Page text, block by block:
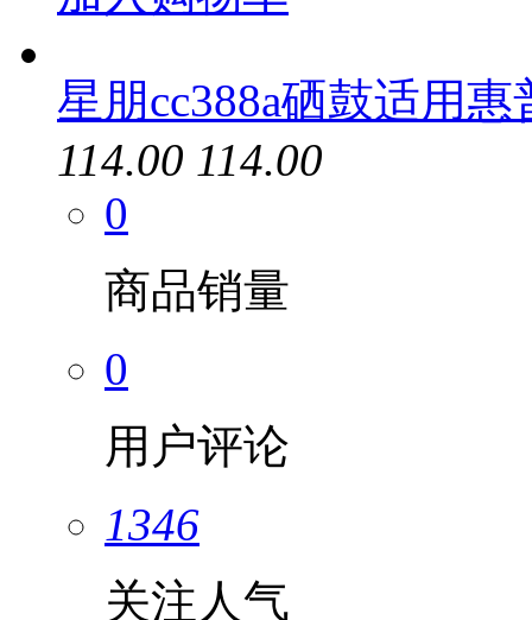
星朋cc388a硒鼓适用惠
114.00 114.00
0
商品销量
0
用户评论
1346
关注人气